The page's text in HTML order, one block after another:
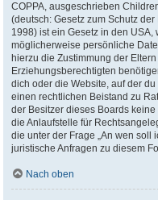
COPPA, ausgeschrieben
(deutsch: Gesetz zum Schutz
1998) ist ein Gesetz in den
möglicherweise persönliche
hierzu die Zustimmung der
Erziehungsberechtigten
dich oder die Website, auf der
einen rechtlichen Beistand zu
der Besitzer dieses Boards
die Anlaufstelle für
die unter der Frage „An wen
juristische Anfragen zu diesem
Nach oben